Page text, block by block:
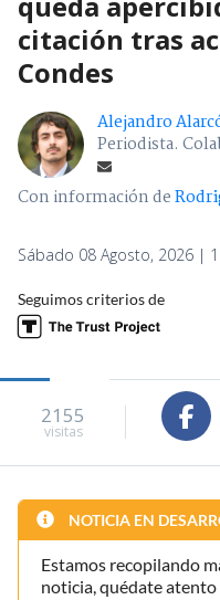
citación tras
Condes
Alejandro
Periodista.
Con información de
Sábado 08 Agosto, 2026 |
Seguimos criterios de
2155
visitas
NOTICIA EN
Estamos recopilando
noticia, quédate atento